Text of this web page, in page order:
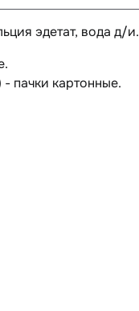
эдетат, вода д/и.
пачки картонные.